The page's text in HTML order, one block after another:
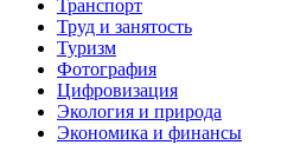
Транспорт
Труд и занятость
Туризм
Фотография
Цифровизация
Экология и природа
Экономика и финансы